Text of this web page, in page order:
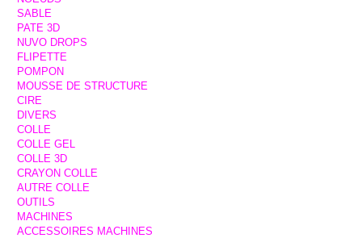
SABLE
PATE 3D
NUVO DROPS
FLIPETTE
POMPON
MOUSSE DE STRUCTURE
CIRE
DIVERS
COLLE
COLLE GEL
COLLE 3D
CRAYON COLLE
AUTRE COLLE
OUTILS
MACHINES
ACCESSOIRES MACHINES